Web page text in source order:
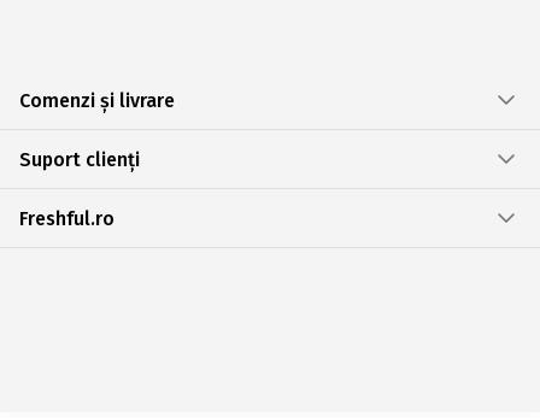
Comenzi și livrare
Suport clienți
Freshful.ro